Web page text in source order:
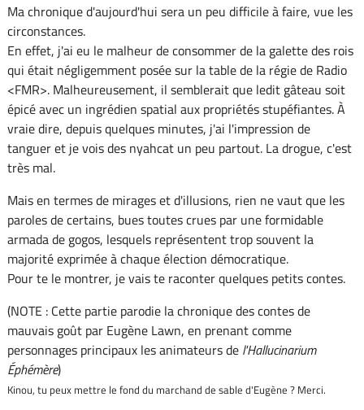
Ma chronique d'aujourd'hui sera un peu difficile à faire, vue les
circonstances.
En effet, j'ai eu le malheur de consommer de la galette des rois
qui était négligemment posée sur la table de la régie de Radio
<FMR>. Malheureusement, il semblerait que ledit gâteau soit
épicé avec un ingrédien spatial aux propriétés stupéfiantes. À
vraie dire, depuis quelques minutes, j'ai l'impression de
tanguer et je vois des nyahcat un peu partout. La drogue, c'est
très mal.
Mais en termes de mirages et d'illusions, rien ne vaut que les
paroles de certains, bues toutes crues par une formidable
armada de gogos, lesquels représentent trop souvent la
majorité exprimée à chaque élection démocratique.
Pour te le montrer, je vais te raconter quelques petits contes.
(NOTE : Cette partie parodie la chronique des contes de
mauvais goût par Eugène Lawn, en prenant comme
personnages principaux les animateurs de l'Hallucinarium
Éphémère)
Kinou, tu peux mettre le fond du marchand de sable d'Eugène ? Merci.